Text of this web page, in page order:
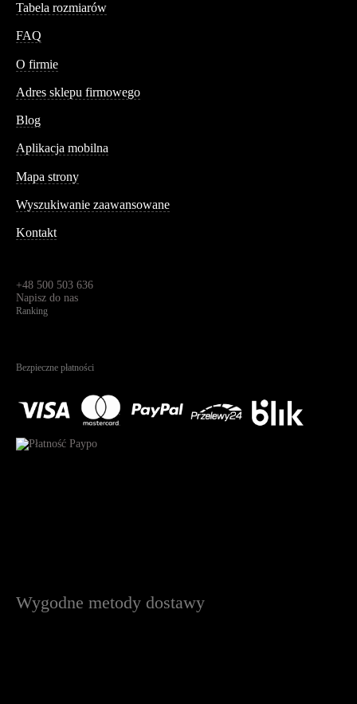
Tabela rozmiarów
FAQ
O firmie
Adres sklepu firmowego
Blog
Aplikacja mobilna
Mapa strony
Wyszukiwanie zaawansowane
Kontakt
+48 500 503 636
Napisz do nas
Ranking
Bezpieczne płatności
Wygodne metody dostawy